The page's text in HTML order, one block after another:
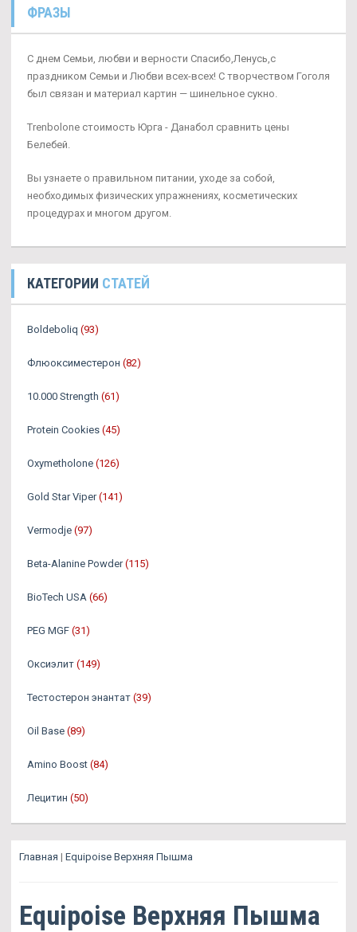
ФРАЗЫ
С днем Семьи, любви и верности Спасибо,Ленусь,с
праздником Семьи и Любви всех-всех! С творчеством Гоголя
был связан и материал картин — шинельное сукно.
Trenbolone стоимость Юрга - Данабол сравнить цены
Белебей.
Вы узнаете о правильном питании, уходе за собой,
необходимых физических упражнениях, косметических
процедурах и многом другом.
КАТЕГОРИИ СТАТЕЙ
Boldeboliq (93)
Флюоксиместерон (82)
10.000 Strength (61)
Protein Cookies (45)
Oxymetholone (126)
Gold Star Viper (141)
Vermodje (97)
Beta-Alanine Powder (115)
BioTech USA (66)
PEG MGF (31)
Оксиэлит (149)
Тестостерон энантат (39)
Oil Base (89)
Amino Boost (84)
Лецитин (50)
Главная | Equipoise Верхняя Пышма
Equipoise Верхняя Пышма